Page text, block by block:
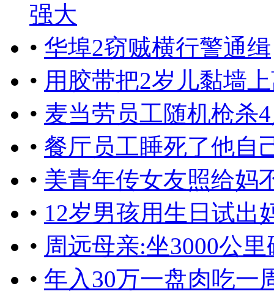
强大
• 华埠2窃贼横行警通缉
• 用胶带把2岁儿黏墙
• 麦当劳员工随机枪杀
• 餐厅员工睡死了他自
• 美青年传女友照给妈
• 12岁男孩用生日试出
• 周远母亲:坐3000公
• 年入30万一盘肉吃一